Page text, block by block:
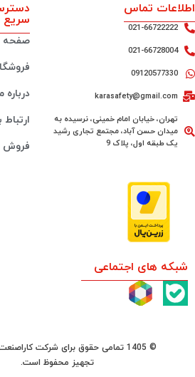
اطلاعات تماس
021-66722222
021-66728004
09120577330
karasafety@gmail.com
تهران، خیابان امام خمینی، نرسیده به
میدان حسن آباد، مجتمع تجاری رشید
یک طبقه اول، پلاک 9
سریع
درباره
ارتباط
فروش
شبکه های اجتماعی
© 1405 تمامی حقوق برای شرکت
تجهیز محفوظ است.